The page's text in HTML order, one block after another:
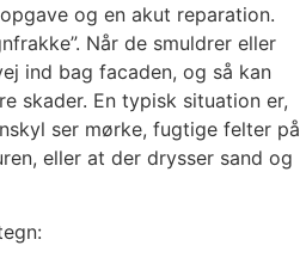
og en akut reparation.
Når de smuldrer eller
ind bag facaden, og så kan
skader. En typisk situation er,
ser mørke, fugtige felter på
eller at der drysser sand og